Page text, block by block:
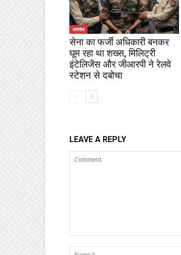
अपराध
सेना का फर्जी अधिकारी बनकर
घूम रहा था शख्स, मिलिट्री
इंटेलिजेंस और जीआरपी ने रेलवे
स्टेशन से दबोचा
LEAVE A REPLY